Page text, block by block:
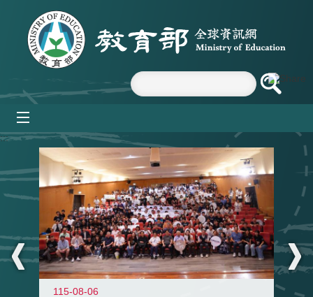
跳到主要內容區塊
:::
115-08-06